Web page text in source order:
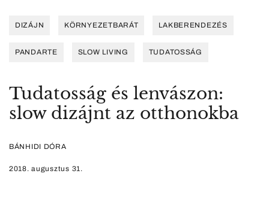
DIZÁJN KÖRNYEZETBARÁT LAKBERENDEZÉS
PANDARTE SLOW LIVING TUDATOSSÁG
Tudatosság és lenvászon:
slow dizájnt az otthonokba
BÁNHIDI DÓRA
2018. augusztus 31.